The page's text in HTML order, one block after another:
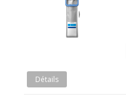
Détails